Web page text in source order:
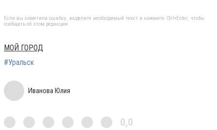
Если вы заметили ошибку, выделите необходимый текст и нажмите Ctrl+Enter, чтобы
сообщить об этом редакции
МОЙ ГОРОД
#Уральск
Иванова Юлия
0,0